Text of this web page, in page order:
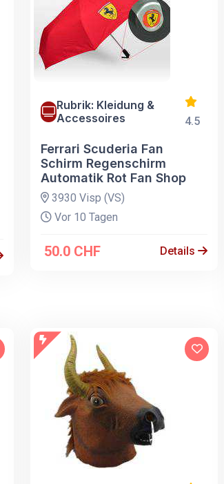
Rubrik: Kleidung &
Accessoires
4.5
Ferrari Scuderia Fan
Schirm Regenschirm
Automatik Rot Fan Shop
3930 Visp (VS)
Vor 10 Tagen
50.0 CHF Details